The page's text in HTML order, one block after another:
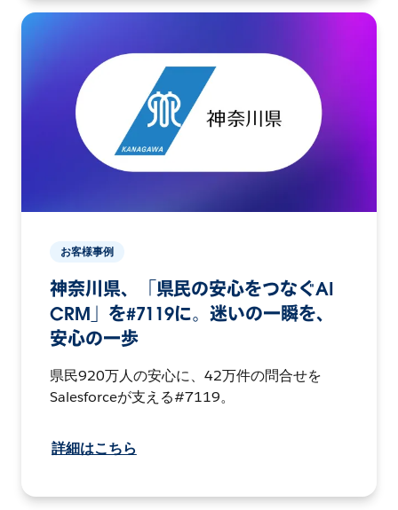
お客様事例
神奈川県、「県民の安心をつなぐAI
CRM」を#7119に。迷いの一瞬を、
安心の一歩
県民920万人の安心に、42万件の問合せを
Salesforceが支える#7119。
詳細はこちら